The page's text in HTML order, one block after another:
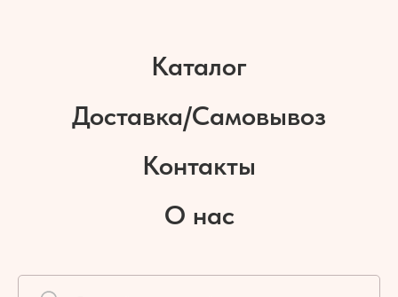
Каталог
Доставка/Самовывоз
Контакты
О нас